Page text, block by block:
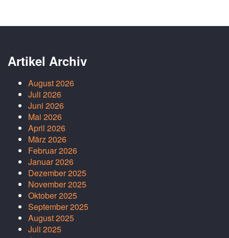
Artikel Archiv
August 2026
Juli 2026
Juni 2026
Mai 2026
April 2026
März 2026
Februar 2026
Januar 2026
Dezember 2025
November 2025
Oktober 2025
September 2025
August 2025
Juli 2025